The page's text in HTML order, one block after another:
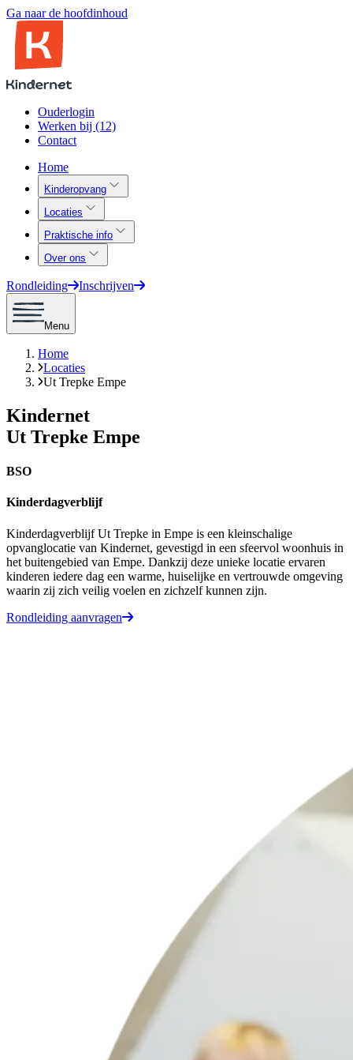
Ga naar de hoofdinhoud
Ouderlogin
Werken bij (12)
Contact
Home
Kinderopvang
Locaties
Praktische info
Over ons
Rondleiding Inschrijven
Menu
Home
Locaties
Ut Trepke Empe
Kindernet
Ut Trepke Empe
BSO
Kinderdagverblijf
Kinderdagverblijf Ut Trepke in Empe is een kleinschalige
opvanglocatie van Kindernet, gevestigd in een sfeervol woonhuis in
het buitengebied van Empe. Dankzij deze unieke locatie ervaren
kinderen iedere dag een warme, huiselijke en vertrouwde omgeving
waarin zij zich veilig voelen en zichzelf kunnen zijn.
Rondleiding aanvragen